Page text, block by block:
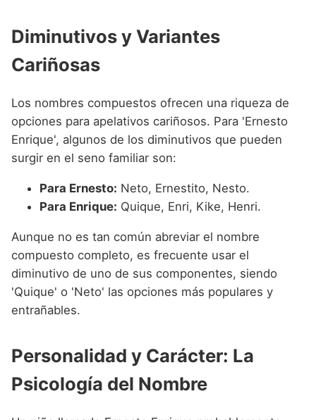
Diminutivos y Variantes
Cariñosas
Los nombres compuestos ofrecen una riqueza de
opciones para apelativos cariñosos. Para 'Ernesto
Enrique', algunos de los diminutivos que pueden
surgir en el seno familiar son:
Para Ernesto: Neto, Ernestito, Nesto.
Para Enrique: Quique, Enri, Kike, Henri.
Aunque no es tan común abreviar el nombre
compuesto completo, es frecuente usar el
diminutivo de uno de sus componentes, siendo
'Quique' o 'Neto' las opciones más populares y
entrañables.
Personalidad y Carácter: La
Psicología del Nombre